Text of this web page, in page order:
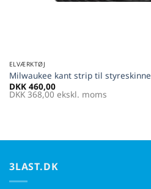
ELVÆRKTØJ
Milwaukee kant strip til styreskinne
DKK 460,00
DKK 368,00 ekskl. moms
3LAST.DK